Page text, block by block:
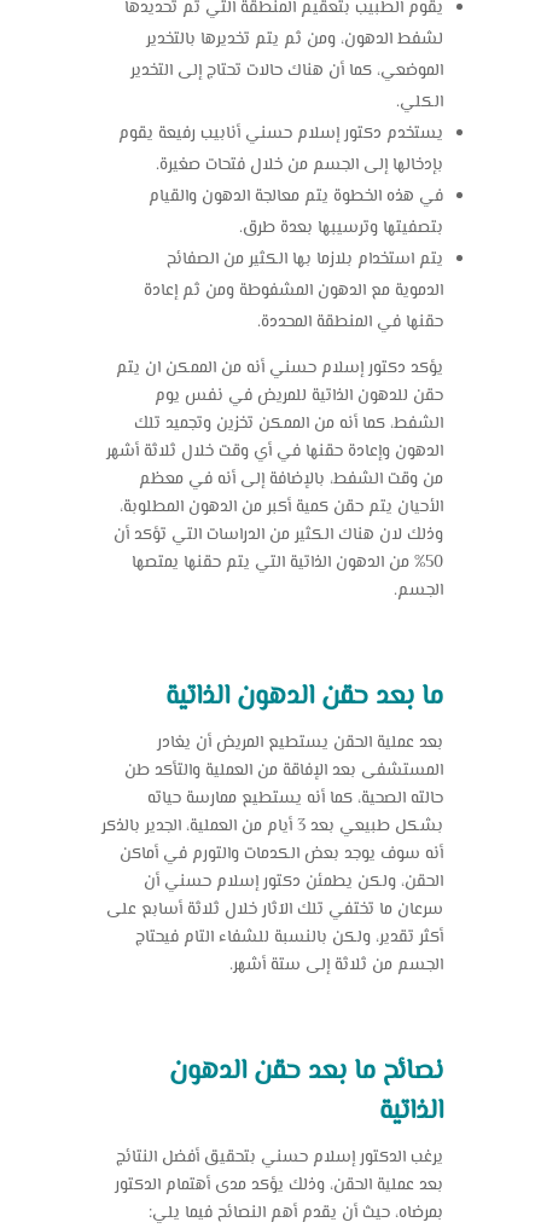
يقوم الطبيب بتعقيم المنطقة التي تم تحديدها
لشفط الدهون، ومن ثم يتم تخديرها بالتخدير
الموضعي، كما أن هناك حالات تحتاج إلى التخدير
الكلي.
يستخدم دكتور إسلام حسني أنابيب رفيعة يقوم
بإدخالها إلى الجسم من خلال فتحات صغيرة.
في هذه الخطوة يتم معالجة الدهون والقيام
بتصفيتها وترسيبها بعدة طرق.
يتم استخدام بلازما بها الكثير من الصفائح
الدموية مع الدهون المشفوطة ومن ثم إعادة
حقنها في المنطقة المحددة.
يؤكد دكتور إسلام حسني أنه من الممكن ان يتم
حقن للدهون الذاتية للمريض في نفس يوم
الشفط، كما أنه من الممكن تخزين وتجميد تلك
الدهون وإعادة حقنها في أي وقت خلال ثلاثة أشهر
من وقت الشفط، بالإضافة إلى أنه في معظم
الأحيان يتم حقن كمية أكبر من الدهون المطلوبة،
وذلك لان هناك الكثير من الدراسات التي تؤكد أن
50% من الدهون الذاتية التي يتم حقنها يمتصها
الجسم.
ما بعد حقن الدهون الذاتية
بعد عملية الحقن يستطيع المريض أن يغادر
المستشفى بعد الإفاقة من العملية والتأكد طن
حالته الصحية، كما أنه يستطيع ممارسة حياته
بشكل طبيعي بعد 3 أيام من العملية، الجدير بالذكر
أنه سوف يوجد بعض الكدمات والتورم في أماكن
الحقن، ولكن يطمئن دكتور إسلام حسني أن
سرعان ما تختفي تلك الآثار خلال ثلاثة أسابع على
أكثر تقدير، ولكن بالنسبة للشفاء التام فيحتاج
الجسم من ثلاثة إلى ستة أشهر.
نصائح ما بعد حقن الدهون
الذاتية
يرغب الدكتور إسلام حسني بتحقيق أفضل النتائج
بعد عملية الحقن، وذلك يؤكد مدى أهتمام الدكتور
بمرضاه، حيث أن يقدم أهم النصائح فيما يلي: